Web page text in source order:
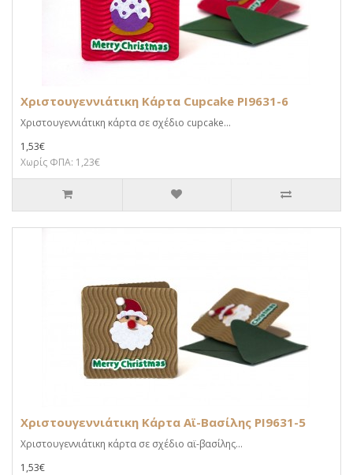
Χριστουγεννιάτικη Κάρτα Cupcake PI9631-6
Χριστουγεννιάτικη κάρτα σε σχέδιο cupcake...
1,53€
Χωρίς ΦΠΑ: 1,23€
Χριστουγεννιάτικη Κάρτα Αϊ-Βασίλης PI9631-5
Χριστουγεννιάτικη κάρτα σε σχέδιο αϊ-βασίλης...
1,53€